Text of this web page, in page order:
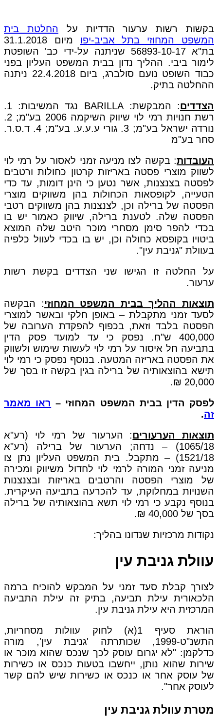
בקשות רשות ערעור הדדיות על החלטת בית
המשפט המחוזי בתל אביב-יפו
מיום 31.1.2018
בת"א 56893-10-17 שניתנה על-ידי כב' השופטת
לימור ביבי. ההליך נדון בבית המשפט העליון בפני
כבוד השופט נועם סולברג, ביום 22.4.2018 ניתנה
ההחלטה בתיק.
הצדדים
: המבקשת: BARILLA נגד המשיבות: 1.
רשת חנויות רמי לוי שיווק השיקמה 2006 בע"מ; 2.
נורדה ישראל בע"מ; 3. גורי ע.ע.ע. בע"מ; 4. ד.ס.ר.
סחר בע"מ
העובדות: בקשה לצו מניעה זמני לאסור על רמי לוי
לשווק מוצרי פסטה באריזות קרטון כחולות ורטבים
לפסטה בצנצנות, אשר נטען כי הינן דומות, עד כדי
הטעייה, לקופסאות הכחולות בהן משווקים מוצרי
הפסטה של ברילה וכן, לצנצנות בהן משווקים רטבי
הפסטה שלה. לטענת ברילה, שיווק כאמור יש בו
בכדי להפר סימן מסחרי מוכר היטב שלה המוצא
ביטויו בקופסא כחולה וכן, יש בו בכדי לעוול כלפיה
בעוולת "גניבת עין".
על החלטה זו הגישו שני הצדדים בקשת רשות
ערעור.
תוצאות ההליך בבית המשפט המחוזי: הבקשה
לסעד זמני מתקבלת – באופן חלקי ובאשר למוצרי
הפסטה בלבד וזאת, בכפוף להפקדת הערובה של
400,000 ש"ח. נפסק כי עד למועד פסק הדין
בתביעה חל איסור על רמי לוי לעשות שימוש ולשווק
את הפסטה באריזה המטעה. בנוסף נפסק כי רמי לוי
תישא בהוצאותיה של ברילה בגין בקשה זו בסך של
20,000 ₪.
לפסק הדין בבית המשפט המחוזי – ראו מאמר
זה.
תוצאות הערעורים: הערעור של רמי לוי (רע"א
1065/18) – נדחה; הערעור של ברילה (רע"א
1521/18) – מתקבל. בית המשפט העליון נתן צו
מניעה זמני המורה לרמי לוי לחדול משיווק ומכירה
של מוצרי הפסטה והרטבים באריזות ובצנצנות
השנויות במחלוקת, עד להכרעה בתביעה העיקרית.
בנוסף נקבע כי רמי לוי תשא בהוצאותיה של ברילה
בסך של 40,000 ₪.
נקודות מרכזיות שנדונו בהליך:
עוולת גניבת עין
לצורך קבלת סעד זמני על המבקש להוכיח ברמה
הלכאורית עילת תביעה, בתיק זה עילת התביעה
המרכזית היא עילת גניבת עין.
הוראת סעיף 1(א) לחוק עוולות מסחריות,
התשנ"ט-1999, שכותרתה 'גניבת עין', מורה
כדלקמן: "לא יגרום עוסק לכך שנכס שהוא מוכר או
שירות שהוא נותן, ייחשבו בטעות כנכס או כשירות
של עוסק אחר או כנכס או כשירות שיש להם קשר
לעוסק אחר".
מטרת עוולת גניבת עין